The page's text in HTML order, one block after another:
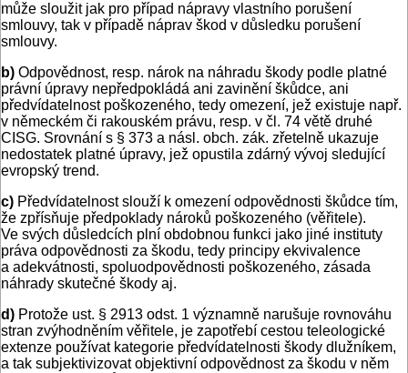
může sloužit jak pro případ nápravy vlastního porušení
smlouvy, tak v případě náprav škod v důsledku porušení
smlouvy.
b) Odpovědnost, resp. nárok na náhradu škody podle platné
právní úpravy nepředpokládá ani zavinění škůdce, ani
předvídatelnost poškozeného, tedy omezení, jež existuje např.
v německém či rakouském právu, resp. v čl. 74 větě druhé
CISG. Srovnání s § 373 a násl. obch. zák. zřetelně ukazuje
nedostatek platné úpravy, jež opustila zdárný vývoj sledující
evropský trend.
c) Předvídatelnost slouží k omezení odpovědnosti škůdce tím,
že zpřísňuje předpoklady nároků poškozeného (věřitele).
Ve svých důsledcích plní obdobnou funkci jako jiné instituty
práva odpovědnosti za škodu, tedy principy ekvivalence
a adekvátnosti, spoluodpovědnosti poškozeného, zásada
náhrady skutečné škody aj.
d) Protože ust. § 2913 odst. 1 významně narušuje rovnováhu
stran zvýhodněním věřitele, je zapotřebí cestou teleologické
extenze používat kategorie předvídatelnosti škody dlužníkem,
a tak subjektivizovat objektivní odpovědnost za škodu v něm